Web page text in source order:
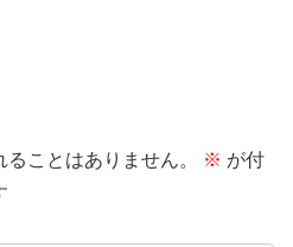
ことはありません。 ※ が付